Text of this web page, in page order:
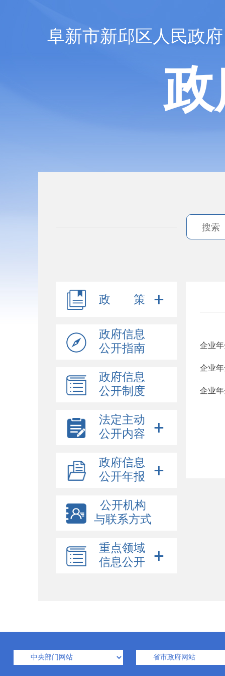
阜新市新邱区人民政府
政 策
政府信息
公开指南
政府信息
公开制度
法定主动
公开内容
政府信息
公开年报
公开机构
与联系方式
重点领域
信息公开
企业
企业
企业